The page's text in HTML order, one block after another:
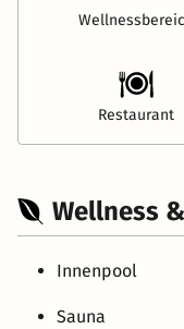
Restaurant
Wellness
Innenpool
Sauna